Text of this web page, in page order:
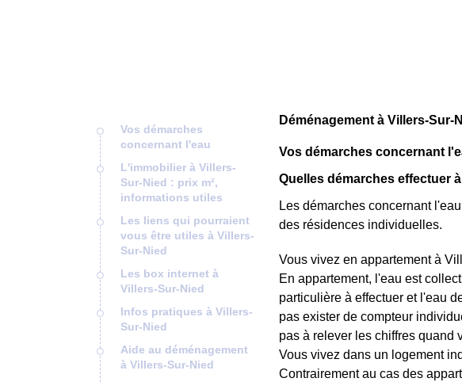
Vos démarches
concernant l'eau
L'immobilier à Villers-
Sur-Nied : prix m²,
informations utiles
Les liens qui pourraient
vous être utiles à Villers-
Sur-Nied
Les box internet à
Villers-Sur-Nied
Infos pratiques à Villers-
Sur-Nied
Aide au déménagement
à Villers-Sur-Nied
Déménagement à Villers-
Vos démarches concernant
Quelles démarches effectuer
Les démarches concernant
des résidences individuelles.
Vous vivez en appartement à
En appartement, l'eau est
particulière à effectuer et l'eau
pas exister de compteur
pas à relever les chiffres quand
Vous vivez dans un logement
Contrairement au cas des